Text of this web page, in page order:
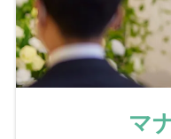
マ